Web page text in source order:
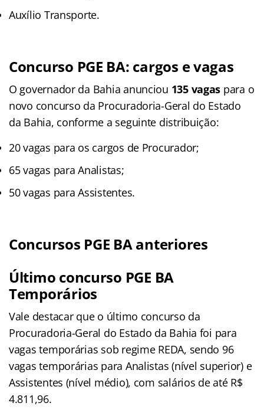
Auxílio Transporte.
Concurso PGE BA: cargos e vagas
O governador da Bahia anunciou 135 vagas para o
novo concurso da Procuradoria-Geral do Estado
da Bahia, conforme a seguinte distribuição:
20 vagas para os cargos de Procurador;
65 vagas para Analistas;
50 vagas para Assistentes.
Concursos PGE BA anteriores
Último concurso PGE BA
Temporários
Vale destacar que o último concurso da
Procuradoria-Geral do Estado da Bahia foi para
vagas temporárias sob regime REDA, sendo 96
vagas temporárias para Analistas (nível superior) e
Assistentes (nível médio), com salários de até R$
4.811,96.